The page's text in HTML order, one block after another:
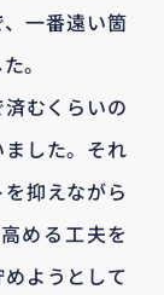
一番遠い箇
。
むくらいの
した。それ
抑えながら
める工夫を
ようとして